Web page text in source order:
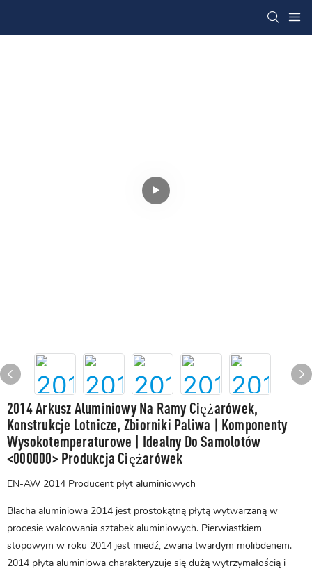
2014 Arkusz Aluminiowy Na Ramy Ciężarówek,
Konstrukcje Lotnicze, Zbiorniki Paliwa | Komponenty
Wysokotemperaturowe | Idealny Do Samolotów
<000000> Produkcja Ciężarówek
EN-AW 2014 Producent płyt aluminiowych
Blacha aluminiowa 2014 jest prostokątną płytą wytwarzaną w
procesie walcowania sztabek aluminiowych. Pierwiastkiem
stopowym w roku 2014 jest miedź, zwana twardym molibdenem.
2014 płyta aluminiowa charakteryzuje się dużą wytrzymałością i